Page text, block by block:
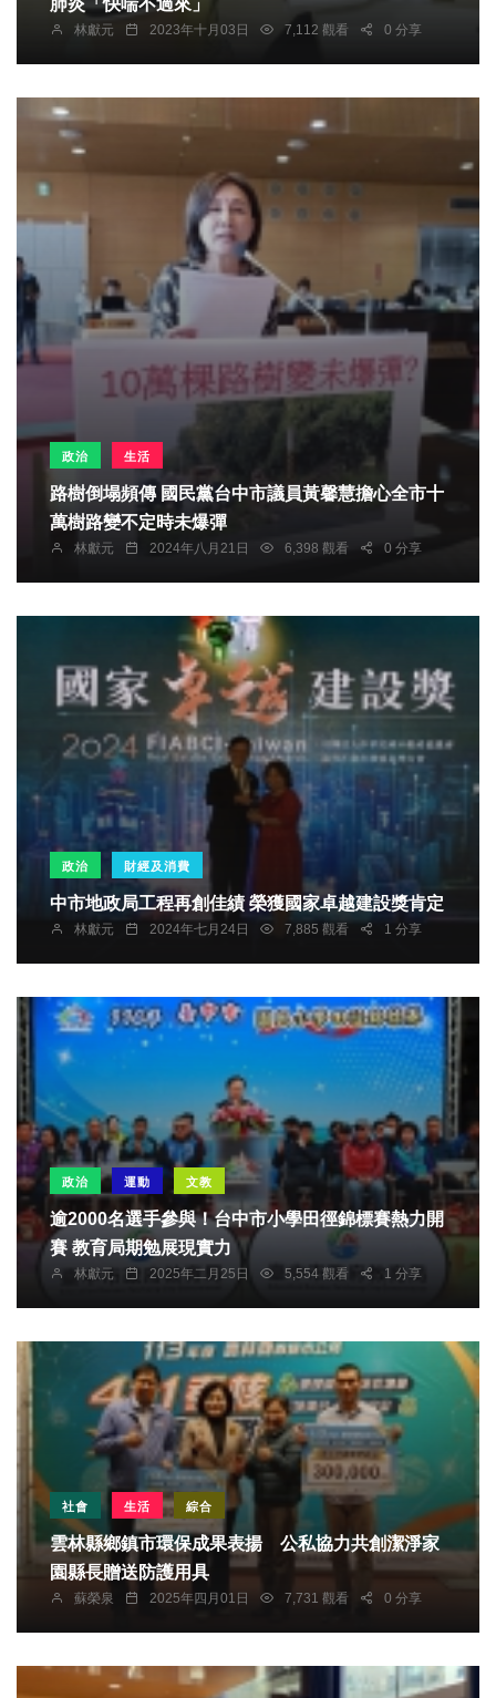
林獻元 2023年十月03日 7,112 觀看 0 分享
政治 生活
路樹倒塌頻傳 國民黨台中市議員黃馨慧擔心全市十
萬樹路變不定時未爆彈
林獻元 2024年八月21日 6,398 觀看 0 分享
政治 財經及消費
中市地政局工程再創佳績 榮獲國家卓越建設獎肯定
林獻元 2024年七月24日 7,885 觀看 1 分享
政治 運動 文教
逾2000名選手參與！台中市小學田徑錦標賽熱力開
賽 教育局期勉展現實力
林獻元 2025年二月25日 5,554 觀看 1 分享
社會 生活 綜合
雲林縣鄉鎮市環保成果表揚 公私協力共創潔淨家
園縣長贈送防護用具
蘇榮泉 2025年四月01日 7,731 觀看 0 分享